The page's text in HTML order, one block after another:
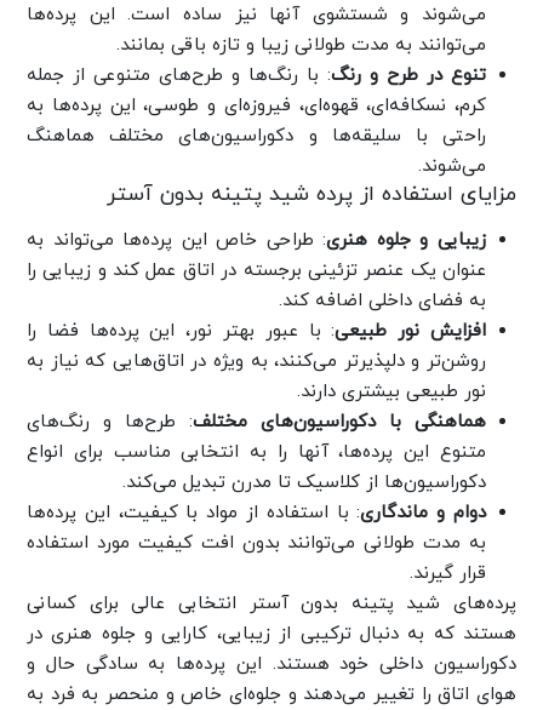
می‌شوند و شستشوی آنها نیز ساده است. این پرده‌ها
می‌توانند به مدت طولانی زیبا و تازه باقی بمانند.
تنوع در طرح و رنگ: با رنگ‌ها و طرح‌های متنوعی از جمله
کرم، نسکافه‌ای، قهوه‌ای، فیروزه‌ای و طوسی، این پرده‌ها به
راحتی با سلیقه‌ها و دکوراسیون‌های مختلف هماهنگ
می‌شوند.
مزایای استفاده از پرده شید پتینه بدون آستر
زیبایی و جلوه هنری: طراحی خاص این پرده‌ها می‌تواند به
عنوان یک عنصر تزئینی برجسته در اتاق عمل کند و زیبایی را
به فضای داخلی اضافه کند.
افزایش نور طبیعی: با عبور بهتر نور، این پرده‌ها فضا را
روشن‌تر و دلپذیرتر می‌کنند، به ویژه در اتاق‌هایی که نیاز به
نور طبیعی بیشتری دارند.
هماهنگی با دکوراسیون‌های مختلف: طرح‌ها و رنگ‌های
متنوع این پرده‌ها، آنها را به انتخابی مناسب برای انواع
دکوراسیون‌ها از کلاسیک تا مدرن تبدیل می‌کند.
دوام و ماندگاری: با استفاده از مواد با کیفیت، این پرده‌ها
به مدت طولانی می‌توانند بدون افت کیفیت مورد استفاده
قرار گیرند.
پرده‌های شید پتینه بدون آستر انتخابی عالی برای کسانی
هستند که به دنبال ترکیبی از زیبایی، کارایی و جلوه هنری در
دکوراسیون داخلی خود هستند. این پرده‌ها به سادگی حال و
هوای اتاق را تغییر می‌دهند و جلوه‌ای خاص و منحصر به فرد به